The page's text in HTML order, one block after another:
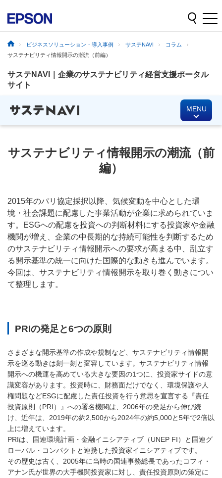
ビジネスソリューション・導入事例 サステNAVI
コラム
サステナビリティ情報開示の潮流（前編）
サステNAVI｜企業のサステナビリティ経営支援ポータル
サイト
MENU
サステナビリティ情報開示の潮流（前
編）
2015年のパリ協定採択以降、気候変動を中心とした環
境・社会課題に配慮した事業活動が企業に求められていま
す。ESGへの配慮を投資への判断材料にする投資家や金融
機関が増え、企業の中長期的な持続可能性を判断するため
のサステナビリティ情報開示への要求が高まる中、乱立す
る開示基準の統一に向けた国際的な動きも進んでいます。
今回は、サステナビリティ情報開示を取り巻く動きについ
て整理します。
PRIの発足と6つの原則
さまざまな開示基準の作成や規制など、サステナビリティ情報開
示を巡る動きは刻一刻と変容しています。サステナビリティ情報
開示への機運を高めている大きな要因の1つに、投資家サイドの意
識変容があります。投資時に、財務面だけでなく、環境保護や人
権問題などESGに配慮した責任投資を行う意思を宣言する『責任
投資原則（PRI）』への署名機関は、2006年の発足から伸び続
け、近年は、2019年の約2,500から2024年の約5,000と5年で2倍以
上に増えています。
PRIは、国連環境計画・金融イニシアティブ（UNEP FI）と国連グ
ローバル・コンパクトと連携した投資家イニシアティブです。
その歴史は古く、2005年に当時の国連事務総長であったコフィ・
アナン氏が世界の大手機関投資家に対し、責任投資原則の策定に